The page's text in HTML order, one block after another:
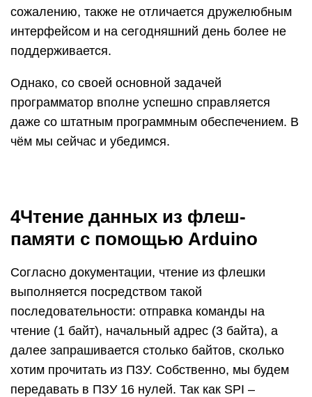
сожалению, также не отличается дружелюбным
интерфейсом и на сегодняшний день более не
поддерживается.
Однако, со своей основной задачей
программатор вполне успешно справляется
даже со штатным программным обеспечением. В
чём мы сейчас и убедимся.
4Чтение данных из флеш-
памяти с помощью Arduino
Согласно документации, чтение из флешки
выполняется посредством такой
последовательности: отправка команды на
чтение (1 байт), начальный адрес (3 байта), а
далее запрашивается столько байтов, сколько
хотим прочитать из ПЗУ. Собственно, мы будем
передавать в ПЗУ16 нулей. Так как SPI –